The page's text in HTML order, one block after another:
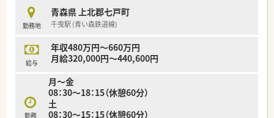
勤務地
青森県 上北郡七戸町
千曳駅 (青い森鉄道線)
給与
年収480万円～660万円
月給320,000円～440,600円
勤務
月～金
08：30～18：15（休憩60分）
土
08：30～15：15（休憩60分）